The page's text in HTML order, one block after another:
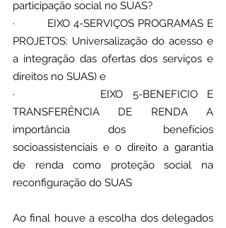
participação social no SUAS?
·         EIXO 4-SERVIÇOS PROGRAMAS E
PROJETOS: Universalização do acesso e
a integração das ofertas dos serviços e
direitos no SUAS) e
·         EIXO 5-BENEFICIO E
TRANSFERÊNCIA DE RENDA A
importância dos benefícios
socioassistenciais e o direito a garantia
de renda como proteção social na
reconfiguração do SUAS
Ao final houve a escolha dos delegados